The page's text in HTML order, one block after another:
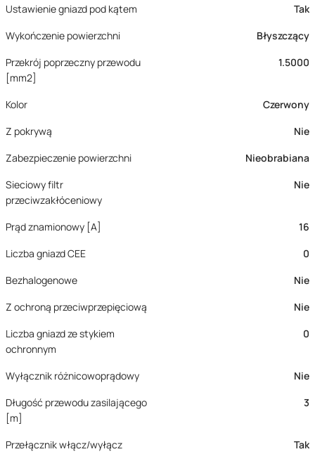
Ustawienie gniazd pod kątem
Tak
Wykończenie powierzchni
Błyszczący
Przekrój poprzeczny przewodu
[mm2]
1.5000
Kolor
Czerwony
Z pokrywą
Nie
Zabezpieczenie powierzchni
Nieobrabiana
Sieciowy filtr
przeciwzakłóceniowy
Nie
Prąd znamionowy [A]
16
Liczba gniazd CEE
0
Bezhalogenowe
Nie
Z ochroną przeciwprzepięciową
Nie
Liczba gniazd ze stykiem
ochronnym
0
Wyłącznik różnicowoprądowy
Nie
Długość przewodu zasilającego
[m]
3
Przełącznik włącz/wyłącz Tak